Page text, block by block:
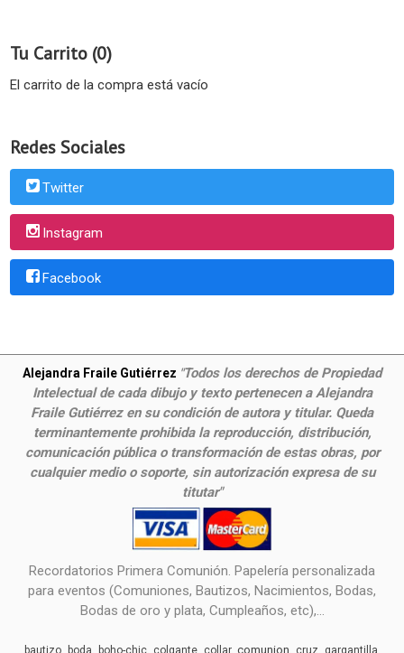
Tu Carrito (0)
El carrito de la compra está vacío
Redes Sociales
Twitter
Instagram
Facebook
Alejandra Fraile Gutiérrez "Todos los derechos de Propiedad
Intelectual de cada dibujo y texto pertenecen a Alejandra
Fraile Gutiérrez en su condición de autora y titular. Queda
terminantemente prohibida la reproducción, distribución,
comunicación pública o transformación de estas obras, por
cualquier medio o soporte, sin autorización expresa de su
titutar"
Recordatorios Primera Comunión. Papelería personalizada
para eventos (Comuniones, Bautizos, Nacimientos, Bodas,
Bodas de oro y plata, Cumpleaños, etc),...
comunion